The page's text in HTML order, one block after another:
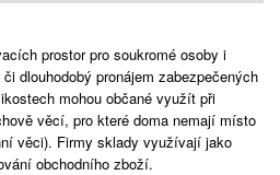
prostor pro soukromé osoby i
dlouhodobý pronájem zabezpečených
mohou občané využít při
věcí, pro které doma nemají místo
věci). Firmy sklady využívají jako
obchodního zboží.